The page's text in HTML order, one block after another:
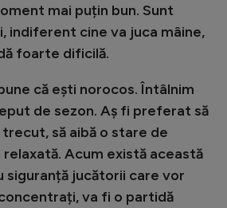
mai puțin bun. Sunt
indiferent cine va juca mâine,
foarte dificilă.
că ești norocos. Întâlnim
de sezon. Aș fi preferat să
să aibă o stare de
Acum există această
siguranță jucătorii care vor
va fi o partidă